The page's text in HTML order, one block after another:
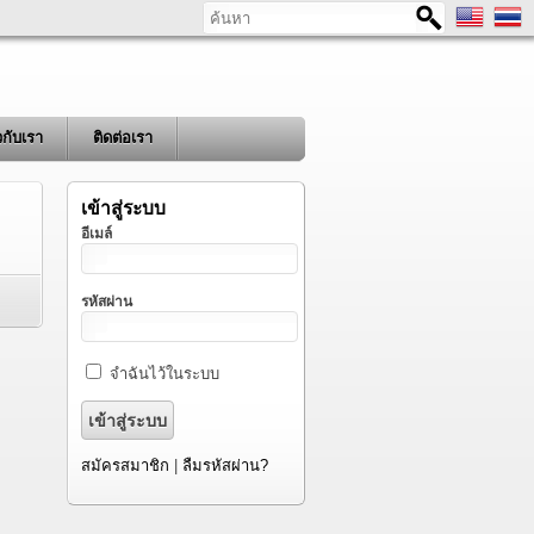
ค้นหา
บเรา ติดต่อเรา
เข้าสู่ระบบ
อีเมล์
รหัสผ่าน
จำฉันไว้ในระบบ
สมัครสมาชิก ลืมรหัสผ่าน?